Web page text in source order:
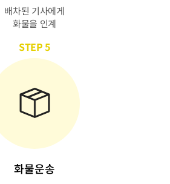
배차된 기사에게
화물을 인계
STEP 5
화물운송